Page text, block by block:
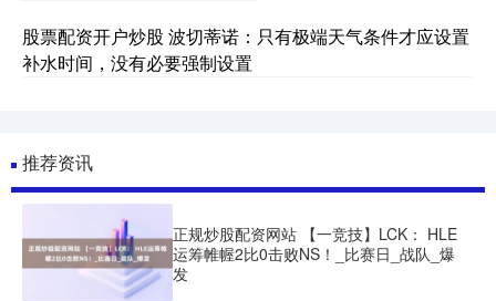
股票配资开户炒股 波切蒂诺：只有极端天气条件才应设置
补水时间，没有必要强制设置
推荐资讯
正规炒股配资网站 【一竞技】LCK： HLE
运筹帷幄2比0击败NS！_比赛日_战队_爆
发